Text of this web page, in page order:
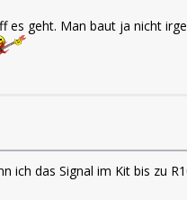
es geht. Man baut ja nicht
ich das Signal im Kit bis zu